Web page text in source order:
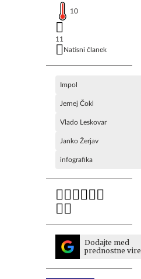
10
11
Natisni članek
Impol
Jernej Čokl
Vlado Leskovar
Janko Žerjav
infografika
Dodajte med
prednostne vire